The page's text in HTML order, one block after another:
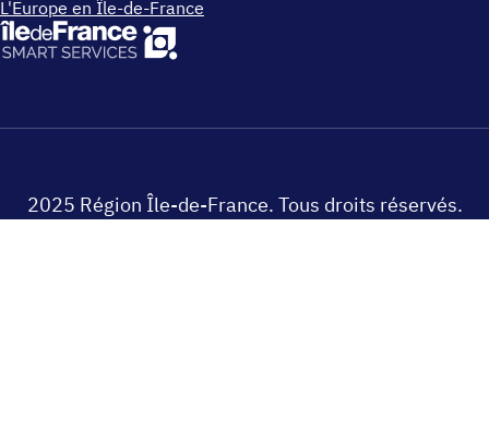
L'Europe en Île-de-France
2025 Région Île-de-France. Tous droits réservés.